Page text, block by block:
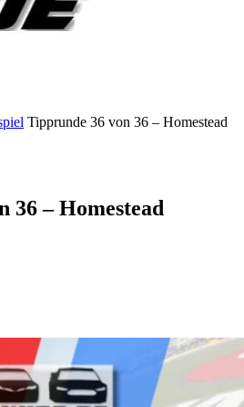
Tipprunde 36 von 36 – Homestead
36 – Homestead